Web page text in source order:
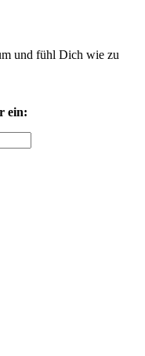
und fühl Dich wie zu
ein: